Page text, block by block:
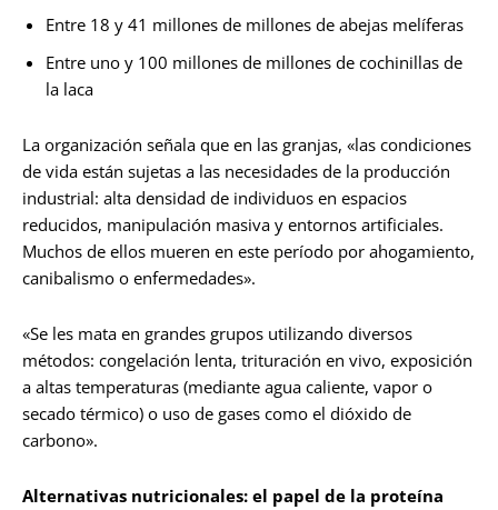
Entre 18 y 41 millones de millones de abejas melíferas
Entre uno y 100 millones de millones de cochinillas de
la laca
La organización señala que en las granjas, «las condiciones
de vida están sujetas a las necesidades de la producción
industrial: alta densidad de individuos en espacios
reducidos, manipulación masiva y entornos artificiales.
Muchos de ellos mueren en este período por ahogamiento,
canibalismo o enfermedades».
«Se les mata en grandes grupos utilizando diversos
métodos: congelación lenta, trituración en vivo, exposición
a altas temperaturas (mediante agua caliente, vapor o
secado térmico) o uso de gases como el dióxido de
carbono».
Alternativas nutricionales: el papel de la proteína